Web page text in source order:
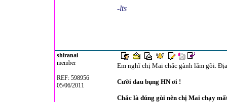
-lts
shiranai
member
REF: 598956
05/06/2011
Em nghĩ chị Mai chắc gành lắm gồi.
Cười đau bụng HN ơi !
Chắc là đúng gùi nên chị Mai chạy